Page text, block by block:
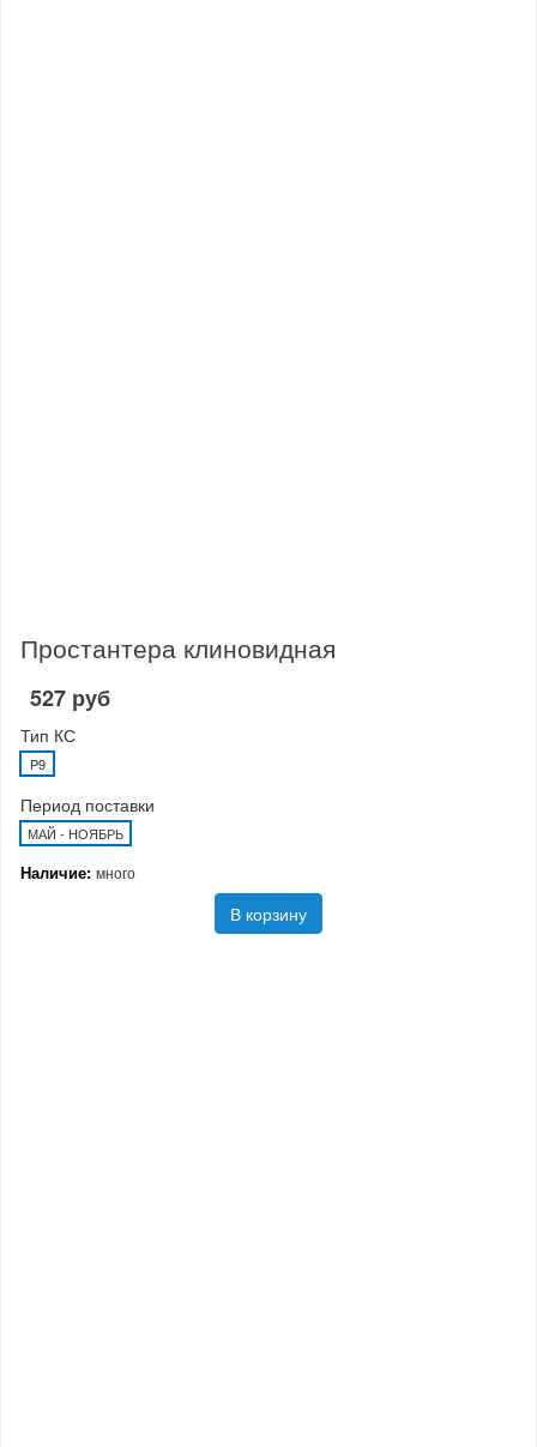
Простантера клиновидная
527 руб
Тип КС
P9
Период поставки
МАЙ - НОЯБРЬ
Наличие: много
В корзину